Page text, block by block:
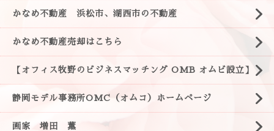
かなめ不動産 浜松市、湖西市の不動産
かなめ不動産売却はこちら
【オフィス牧野のビジネスマッチング OMB オムビ設立】
静岡モデル事務所OMC（オムコ）ホームページ
画家 増田 薫